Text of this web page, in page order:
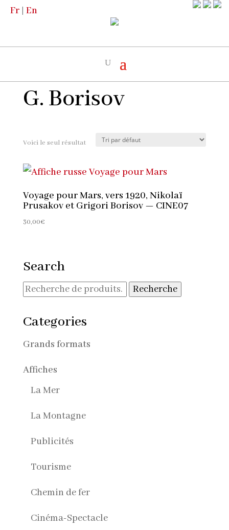
Fr | En
G. Borisov
Voici le seul résultat
Voyage pour Mars, vers 1920, Nikolaï
Prusakov et Grigori Borisov — CINE07
30,00€
Search
Recherche
Recherche
Categories
Grands formats
Affiches
La Mer
La Montagne
Publicités
Tourisme
Chemin de fer
Cinéma-Spectacle